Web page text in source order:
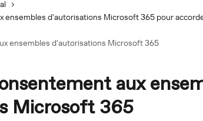
d’autorisations Microsoft 365 pour
ensembles d’autorisations Microsoft 365
aux
Microsoft 365